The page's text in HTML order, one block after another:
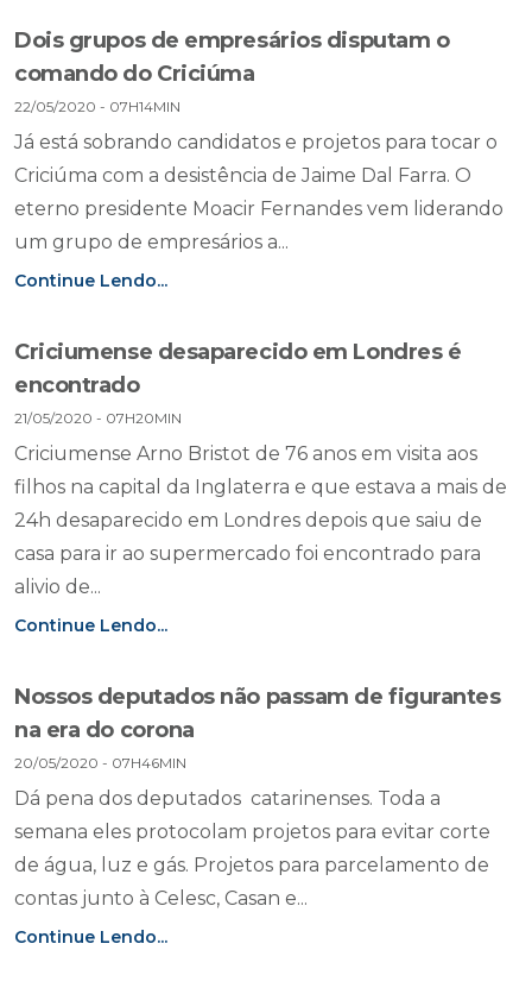
Dois grupos de empresários disputam o
comando do Criciúma
22/05/2020 - 07H14MIN
Já está sobrando candidatos e projetos para tocar o
Criciúma com a desistência de Jaime Dal Farra. O
eterno presidente Moacir Fernandes vem liderando
um grupo de empresários a...
Continue Lendo...
Criciumense desaparecido em Londres é
encontrado
21/05/2020 - 07H20MIN
Criciumense Arno Bristot de 76 anos em visita aos
filhos na capital da Inglaterra e que estava a mais de
24h desaparecido em Londres depois que saiu de
casa para ir ao supermercado foi encontrado para
alivio de...
Continue Lendo...
Nossos deputados não passam de figurantes
na era do corona
20/05/2020 - 07H46MIN
Dá pena dos deputados catarinenses. Toda a
semana eles protocolam projetos para evitar corte
de água, luz e gás. Projetos para parcelamento de
contas junto à Celesc, Casan e...
Continue Lendo...